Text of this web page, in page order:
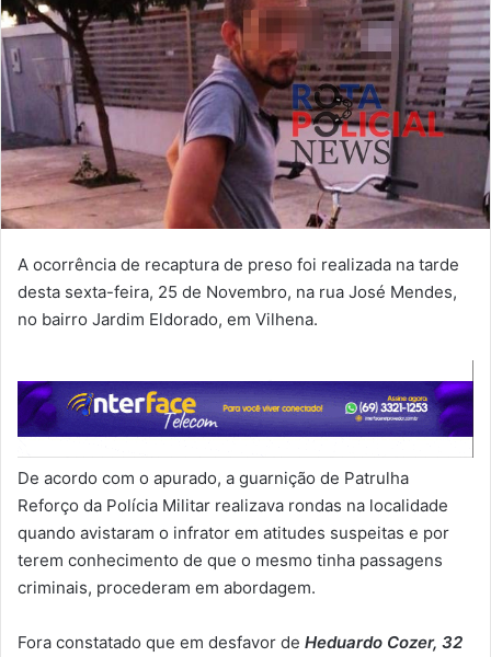
A ocorrência de recaptura de preso foi realizada na tarde
desta sexta-feira, 25 de Novembro, na rua José Mendes,
no bairro Jardim Eldorado, em Vilhena.
De acordo com o apurado, a guarnição de Patrulha
Reforço da Polícia Militar realizava rondas na localidade
quando avistaram o infrator em atitudes suspeitas e por
terem conhecimento de que o mesmo tinha passagens
criminais, procederam em abordagem.
Fora constatado que em desfavor de Heduardo Cozer, 32